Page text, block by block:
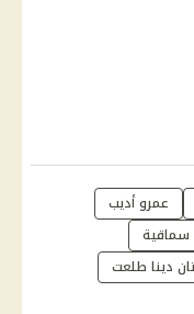
عمرو أديب
سماقية
دينا طلعت